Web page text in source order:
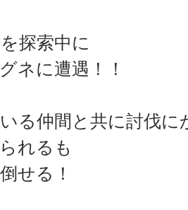
探索中に
ネに遭遇！！
る仲間と共に討伐に
れるも
せる！